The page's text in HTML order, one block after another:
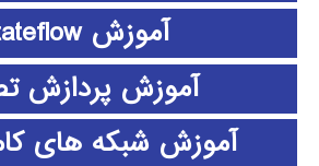
آموزش stateflow
آموزش پردازش
آموزش شبکه های